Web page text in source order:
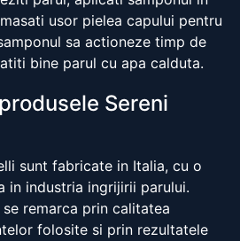
usor pielea capului pentru
sa actioneze timp de
bine parul cu apa calduta.
Sereni
sunt fabricate in Italia, cu o
in industria ingrijirii parului.
remarca prin calitatea
folosite si prin rezultatele